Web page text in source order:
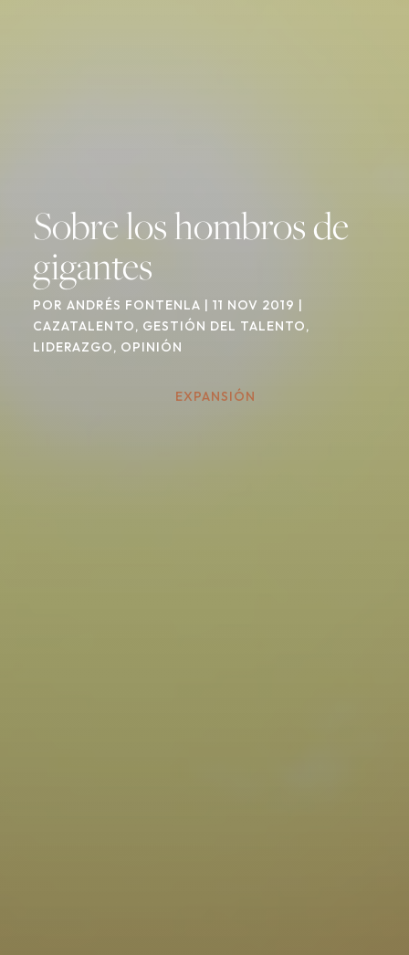
Sobre los hombros de
gigantes
POR ANDRÉS FONTENLA | 11 NOV 2019 |
CAZATALENTO, GESTIÓN DEL TALENTO,
LIDERAZGO, OPINIÓN
EXPANSIÓN